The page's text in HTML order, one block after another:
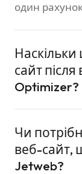
один
сайт
Optimizer?
50–85%
та CLS) та
Чи
веб-сайт,
Jetweb?